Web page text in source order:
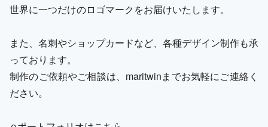
世界に一つだけのロゴマークをお届けいたします。
また、名刺やショップカードなど、各種デザイン制作も承
っております。
制作のご依頼やご相談は、maritwinまでお気軽にご連絡く
ださい。